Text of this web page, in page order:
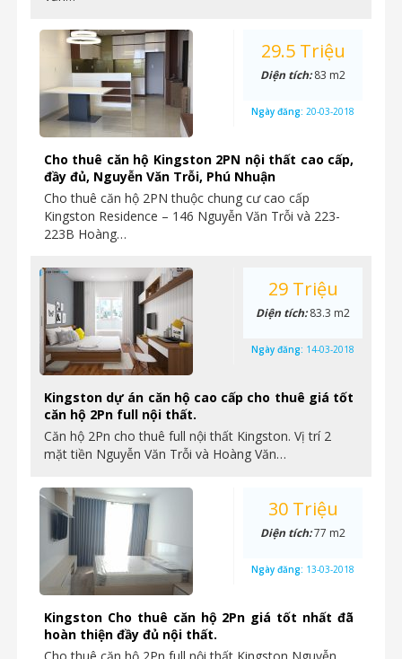
Cho thuê căn hộ Kingston 2PN nội thất cao cấp,
đầy đủ, Nguyễn Văn Trỗi, Phú Nhuận
Cho thuê căn hộ 2PN thuộc chung cư cao cấp
Kingston Residence – 146 Nguyễn Văn Trỗi và 223-
223B Hoàng…
29.5 Triệu
Diện tích:83 m2
Ngày đăng: 20-03-2018
Kingston dự án căn hộ cao cấp cho thuê giá tốt
căn hộ 2Pn full nội thất.
Căn hộ 2Pn cho thuê full nội thất Kingston. Vị trí 2
mặt tiền Nguyễn Văn Trỗi và Hoàng Văn…
29 Triệu
Diện tích:83.3 m2
Ngày đăng: 14-03-2018
Kingston Cho thuê căn hộ 2Pn giá tốt nhất đã
hoàn thiện đầy đủ nội thất.
30 Triệu
Diện tích:77 m2
Ngày đăng: 13-03-2018